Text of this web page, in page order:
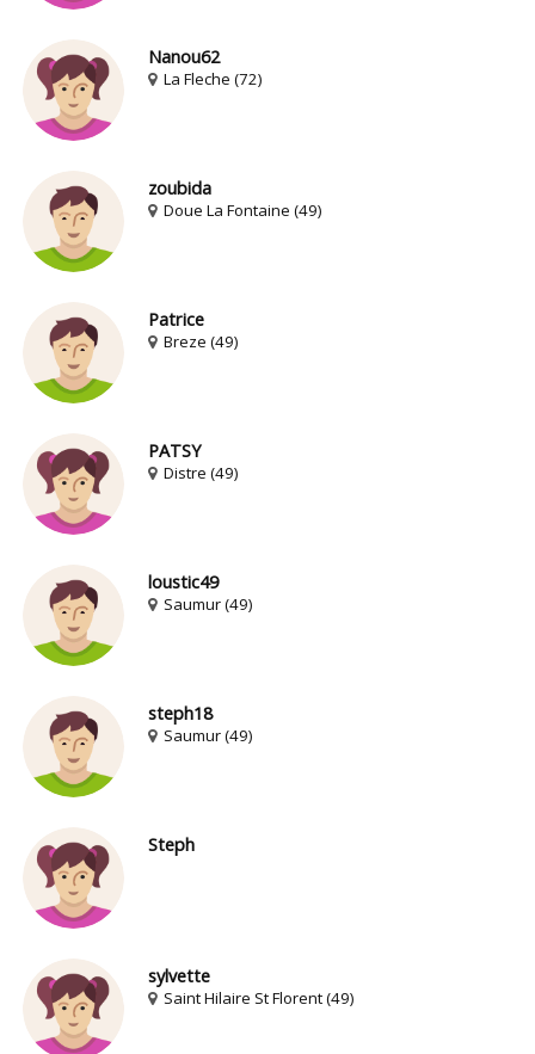
Nanou62
La Fleche (72)
zoubida
Doue La Fontaine (49)
Patrice
Breze (49)
PATSY
Distre (49)
loustic49
Saumur (49)
steph18
Saumur (49)
Steph
sylvette
Saint Hilaire St Florent (49)